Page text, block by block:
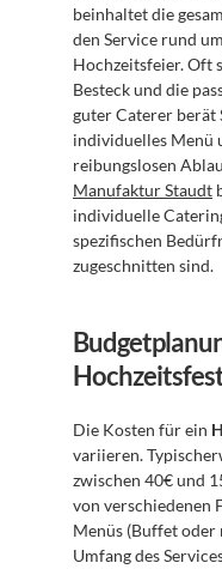
beinhaltet die
den Service rund
Hochzeitsfeier. Oft
Besteck und die
guter Caterer berät
individuelles Menü
reibungslosen
Manufaktur Staudt
individuelle
spezifischen
zugeschnitten sind.
Die Kosten für ein
variieren.
zwischen 40€ und
von verschiedenen
Menüs (Buffet oder
Umfang des